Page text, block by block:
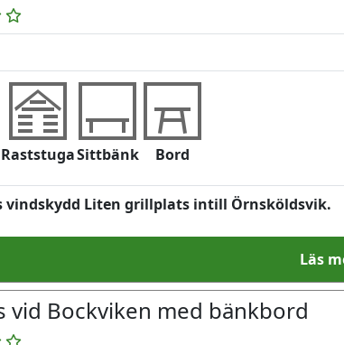
RaststugaSittbänk Bord
vindskydd Liten grillplats intill Örnsköldsvik.
Läs
vid Bockviken med bänkbord